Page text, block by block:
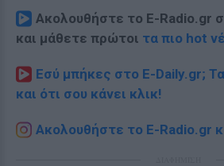
Ακολουθήστε το E-Radio.gr
και μάθετε πρώτοι τα πιο hot
Εσύ μπήκες στο E-Daily.gr;
και ότι σου κάνει κλικ!
Ακολουθήστε το E-Radio.gr